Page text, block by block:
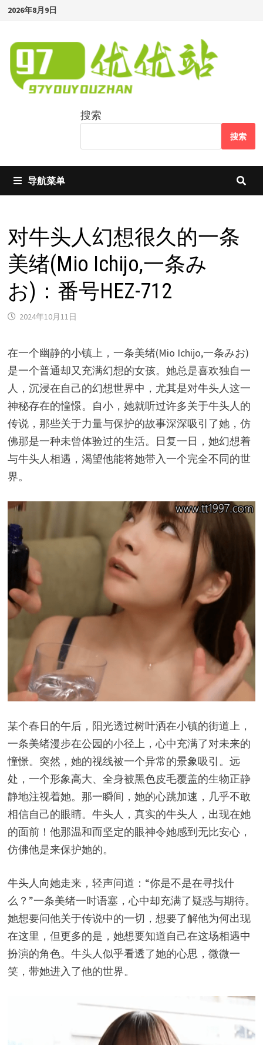
Skip
content
2026年8月9日
搜索
搜索
导航菜单
对牛头人幻想很久的一条
美绪(Mio Ichijo,一条み
お)：番号HEZ-712
2024年10月11日
在一个幽静的小镇上，一条美绪(Mio Ichijo,一条みお)
是一个普通却又充满幻想的女孩。她总是喜欢独自一
人，沉浸在自己的幻想世界中，尤其是对牛头人这一
神秘存在的憧憬。自小，她就听过许多关于牛头人的
传说，那些关于力量与保护的故事深深吸引了她，仿
佛那是一种未曾体验过的生活。日复一日，她幻想着
与牛头人相遇，渴望他能将她带入一个完全不同的世
界。
某个春日的午后，阳光透过树叶洒在小镇的街道上，
一条美绪漫步在公园的小径上，心中充满了对未来的
憧憬。突然，她的视线被一个异常的景象吸引。远
处，一个形象高大、全身被黑色皮毛覆盖的生物正静
静地注视着她。那一瞬间，她的心跳加速，几乎不敢
相信自己的眼睛。牛头人，真实的牛头人，出现在她
的面前！他那温和而坚定的眼神令她感到无比安心，
仿佛他是来保护她的。
牛头人向她走来，轻声问道：“你是不是在寻找什
么？”一条美绪一时语塞，心中却充满了疑惑与期待。
她想要问他关于传说中的一切，想要了解他为何出现
在这里，但更多的是，她想要知道自己在这场相遇中
扮演的角色。牛头人似乎看透了她的心思，微微一
笑，带她进入了他的世界。